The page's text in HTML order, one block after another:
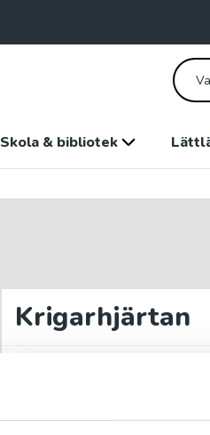
Skola & bibliotek
Krigarhjärtan